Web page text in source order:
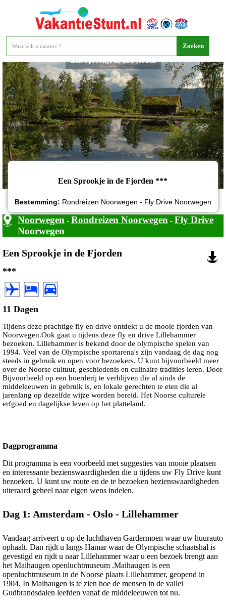
Een Sprookje in de Fjorden
Een Sprookje in de Fjorden ***
Bestemming: Rondreizen Noorwegen - Fly Drive Noorwegen
Noorwegen - Rondreizen Noorwegen - Fly Drive
Noorwegen
Een Sprookje in de Fjorden
***
11 Dagen
Tijdens deze prachtige fly en drive ontdekt u de mooie fjorden van
Noorwegen.Ook gaat u tijdens deze fly en drive Lillehammer
bezoeken. Lillehammer is bekend door de olympische spelen van
1994. Veel van de Olympische sportarena's zijn vandaag de dag nog
steeds in gebruik en open voor bezoekers. U kunt bijvoorbeeld meer
over de Noorse cultuur, geschiedenis en culinaire tradities leren. Door
Bijvoorbeeld op een boerderij te verblijven die al sinds de
middeleeuwen in gebruik is, en lokale gerechten te eten die al
jarenlang op dezelfde wijze worden bereid. Het Noorse culturele
erfgoed en dagelijkse leven op het platteland.
Dagprogramma
Dit programma is een voorbeeld met suggesties van mooie plaatsen
en interessante bezienswaardigheden die u tijdens uw Fly Drive kunt
bezoeken. U kunt uw route en de te bezoeken bezienswaardigheden
uiteraard geheel naar eigen wens indelen.
Dag 1: Amsterdam - Oslo - Lillehammer
Vandaag arriveert u op de luchthaven Gardermoen waar uw huurauto
ophaalt. Dan rijdt u langs Hamar waar de Olympische schaatshal is
gevestigd en rijdt u naar Lillehammer waar u een bezoek brengt aan
het Maihaugen openluchtmuseum .Maihaugen is een
openluchtmuseum in de Noorse plaats Lillehammer, geopend in
1904. In Maihaugen is te zien hoe de mensen in de vallei
Gudbrandsdalen leefden vanaf de middeleeuwen tot nu.